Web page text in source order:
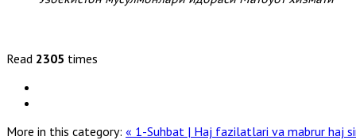
Read 2305 times
More in this category: « 1-Suhbat | Haj fazilatlari va mabrur haj